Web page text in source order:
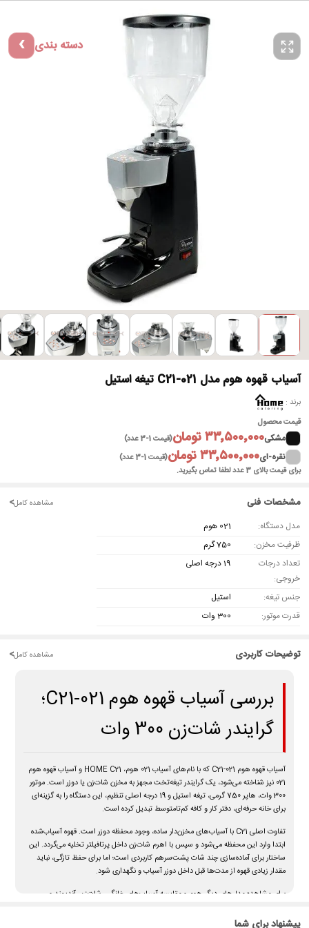
دسته بندی
آسیاب قهوه هوم مدل C21-021 تیغه استیل
برند
قیمت محصول
مشکی۳۳٬۵۰۰٬۰۰۰ تومان (قیمت 1-3 عدد)
نقره-ای۳۳٬۵۰۰٬۰۰۰ تومان
(قیمت 1-3 عدد)
برای قیمت بالای 3 عدد لطفا تماس بگیرید.
مشخصات فنی مشاهده کامل<
مدل دستگاه:
021 هوم
ظرفیت مخزن:
750 گرم
تعداد درجات
خروجی:
19 درجه اصلی
جنس تیغه:
استیل
قدرت موتور:
300 وات
توضیحات کاربردی مشاهده کامل<
بررسی آسیاب قهوه هوم C21-021؛
گرایندر شات‌زن 300 وات
آسیاب قهوه هوم C21-021 که با نام‌هایآسیاب 021 هوم ، HOME C21 وآسیاب قهوه هوم
021 نیز شناخته می‌شود، یک گرایندر تیغه‌تخت مجهز به مخزن شات‌زن یا دوزر است. موتور
300 وات، هاپر 750 گرمی، تیغه استیل و 19 درجه اصلی تنظیم، این دستگاه را به گزینه‌ای
برای خانه حرفه‌ای، دفتر کار و کافه کم‌تا‌متوسط تبدیل کرده است.
تفاوت اصلی C21 با آسیاب‌های مخزن‌دار ساده، وجود محفظه دوزر است. قهوه آسیاب‌شده
ابتدا وارد این محفظه می‌شود و سپس با اهرم شات‌زن داخل پرتافیلتر تخلیه می‌گردد. این
ساختار برای آماده‌سازی چند شات پشت‌سرهم کاربردی است؛ اما برای حفظ تازگی، نباید
مقدار زیادی قهوه از مدت‌ها قبل داخل دوزر آسیاب و نگهداری شود.
برای مشاهده مدل‌های دیگر هوم و مقایسه آسیاب‌های خانگی، شات‌زن، آندیمند و
خرید آسیاب قهوه
پیشنهاد برای شما